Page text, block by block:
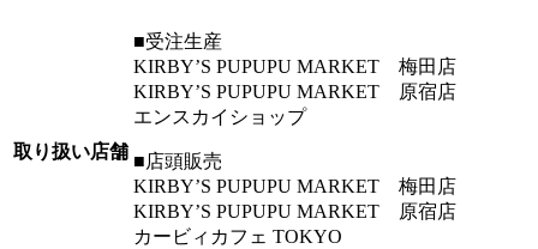
取り扱い店舗
■受注生産
KIRBY’S PUPUPU MARKET 梅田店
KIRBY’S PUPUPU MARKET 原宿店
エンスカイショップ
■店頭販売
KIRBY’S PUPUPU MARKET 梅田店
KIRBY’S PUPUPU MARKET 原宿店
カービィカフェ TOKYO